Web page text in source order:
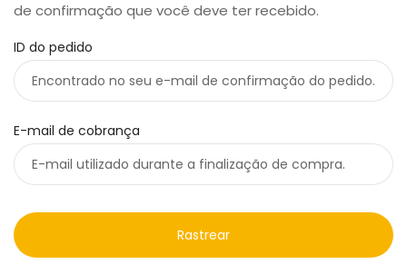
de confirmação que você deve ter recebido.
ID do pedido
E-mail de cobrança
Rastrear